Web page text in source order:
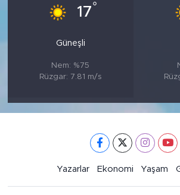
17°
Güneşli
Nem: %75
Rüzgar: 7.81 m/s
Yazarlar Ekonomi Yaşam